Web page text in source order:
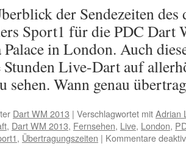
der Sendezeiten des
Sport1 für die PDC Dart
in London. Auch
Live-Dart auf
sehen. Wann genau
Dart WM 2013 | Verschlagwortet mitAdrian
, Dart WM 2013, Fernsehen, Live, London,
, Übertragungszeiten | Kommentare